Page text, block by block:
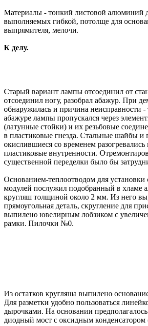
Материалы - тонкий листовой алюминий
выполняемых гибкой, потолще для
выпрямителя, мелочи.
К делу.
Старый вариант лампы отсоединил от
отсоединил ногу, разобрал абажур. При
обнаружилась и причина неисправности -
абажуре лампы пропускался через
(латунные стойки) и их резьбовые
в пластиковые гнезда. Стальные шайбы и
окислившиеся со временем разогревались
пластиковые внутренности.
существенной переделки было бы
Основанием-теплоотводом для установки
модулей послужил подобранный в хламе
кругляш толщиной около 2 мм. Из него
прямоугольная деталь, скругление для
выпилено ювелирным лобзиком с
рамки. Пилочки №0.
Из остатков кругляша выпилено
Для разметки удобно пользоваться
дырочками. На основании предполагалось
диодный мост с оксидным конденсатором